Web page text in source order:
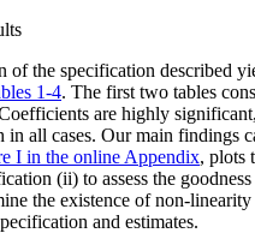
of the specification described
1-4. The first two tables
are highly
all cases. Our main findings
I in the online Appendix, plots
(ii) to assess the
the existence of non-
and estimates.